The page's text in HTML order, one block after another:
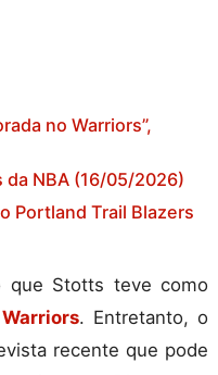
no Warriors”,
NBA (16/05/2026)
Portland Trail Blazers
que Stotts teve como
Warriors. Entretanto, o
recente que pode